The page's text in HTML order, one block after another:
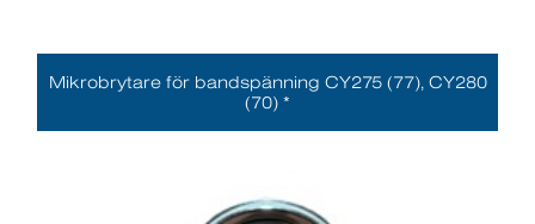
Mikrobrytare för bandspänning CY275 (77), CY280
(70) *